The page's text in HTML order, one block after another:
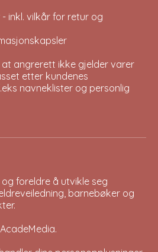
inkl. vilkår for retur og
angrerett ikke gjelder varer
etter kundenes
navneklister og personlig
foreldre å utvikle seg
barnebøker og
AcadeMedia.